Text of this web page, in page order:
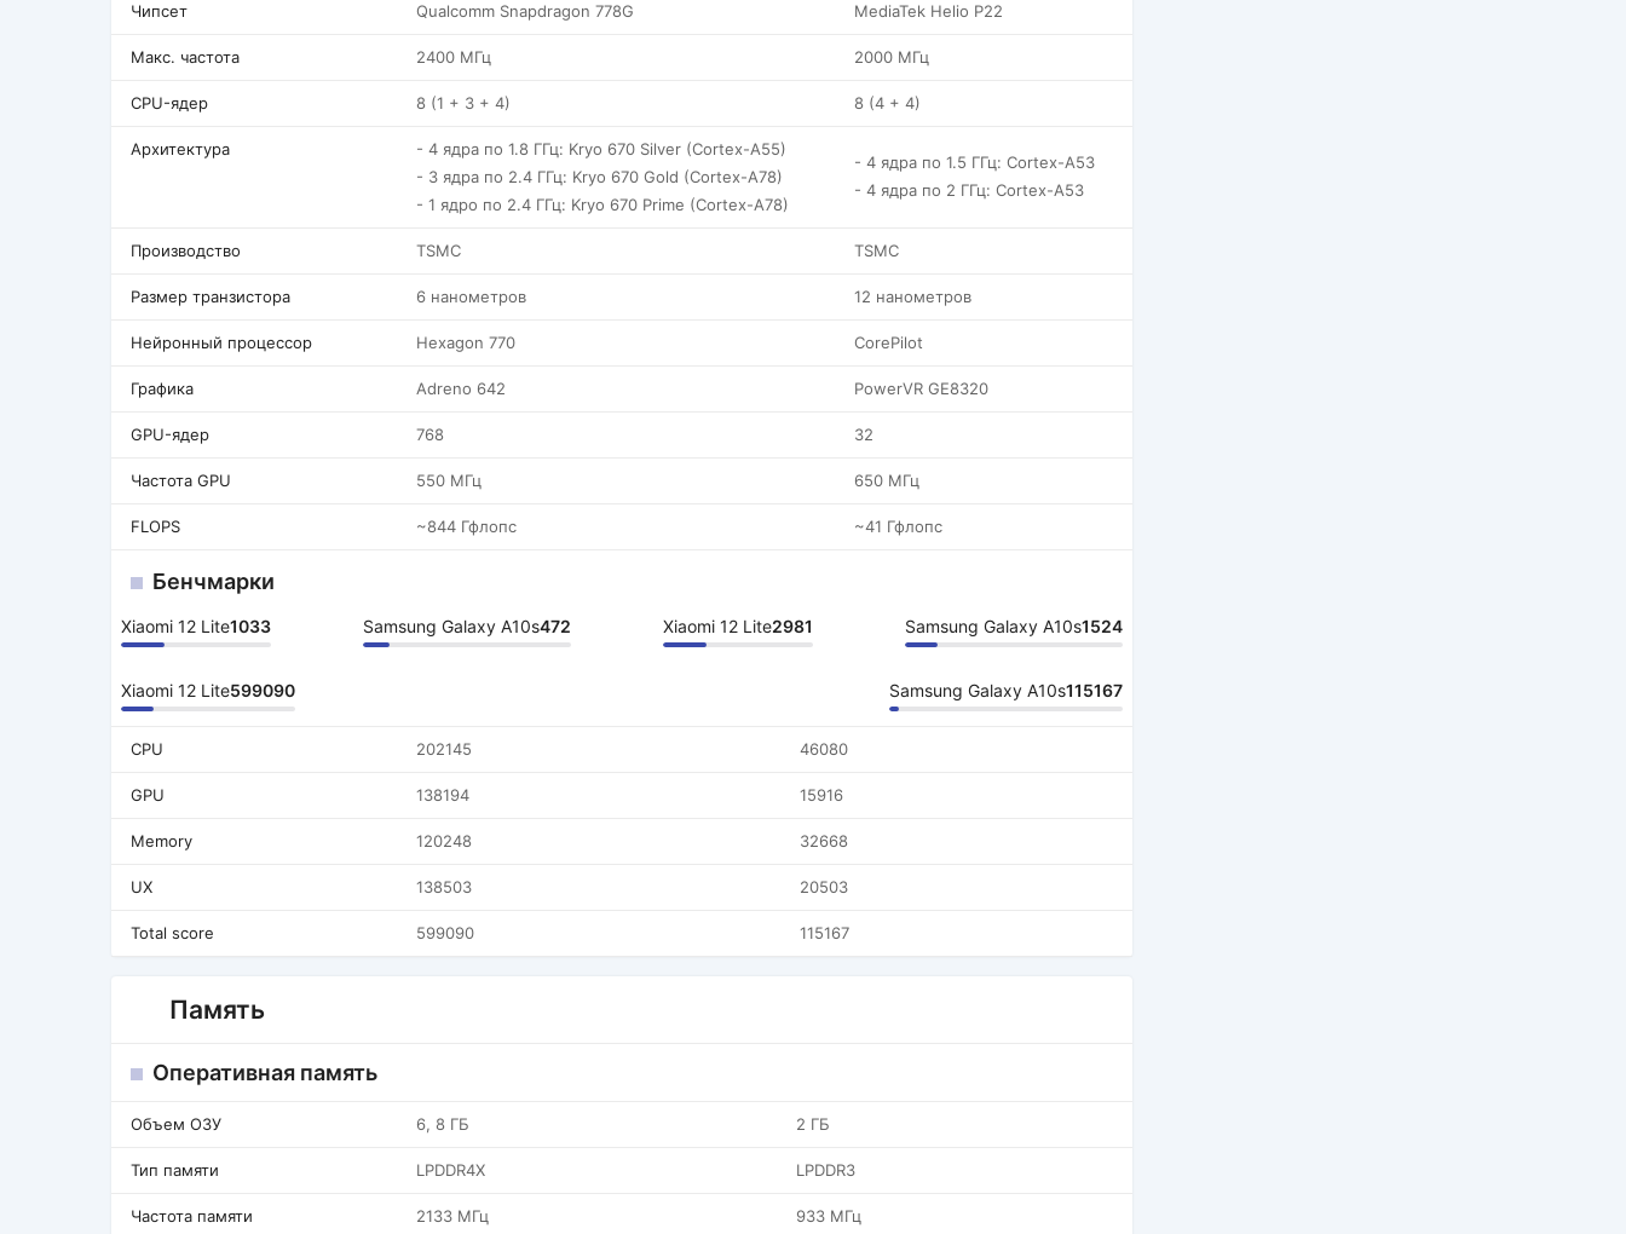
Чипсет Qualcomm Snapdragon 778G MediaTek Helio P22
Макс. частота 2400 МГц 2000 МГц
CPU-ядер 8 (1 + 3 + 4) 8 (4 + 4)
Архитектура
- 4 ядра по 1.8 ГГц: Kryo 670 Silver (Cortex-A55)
- 3 ядра по 2.4 ГГц: Kryo 670 Gold (Cortex-A78)
- 1 ядро по 2.4 ГГц: Kryo 670 Prime (Cortex-A78)
- 4 ядра по 1.5 ГГц: Cortex-A53
- 4 ядра по 2 ГГц: Cortex-A53
Производство TSMC TSMC
Размер транзистора 6 нанометров 12 нанометров
Нейронный процессор Hexagon 770 CorePilot
Графика Adreno 642 PowerVR GE8320
GPU-ядер 768 32
Частота GPU 550 МГц 650 МГц
FLOPS ~844 Гфлопс ~41 Гфлопс
Бенчмарки
Xiaomi 12 Lite1033 Samsung Galaxy A10s472 Xiaomi 12 Lite2981 Samsung Galaxy A10s1524
Xiaomi 12 Lite599090 Samsung Galaxy A10s115167
CPU 202145 46080
GPU 138194 15916
Memory 120248 32668
UX 138503 20503
Total score 599090 115167
Память
Оперативная память
Объем ОЗУ 6, 8 ГБ 2 ГБ
Тип памяти LPDDR4X LPDDR3
Частота памяти 2133 МГц 933 МГц